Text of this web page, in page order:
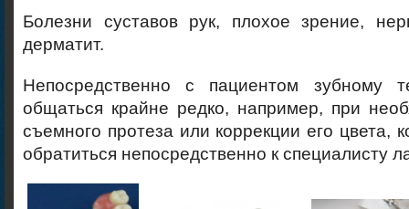
Болезни суставов рук, плохое зрение,
дерматит.
Непосредственно с пациентом зубному
общаться крайне редко, например, при
съемного протеза или коррекции его цвета,
обратиться непосредственно к специалисту